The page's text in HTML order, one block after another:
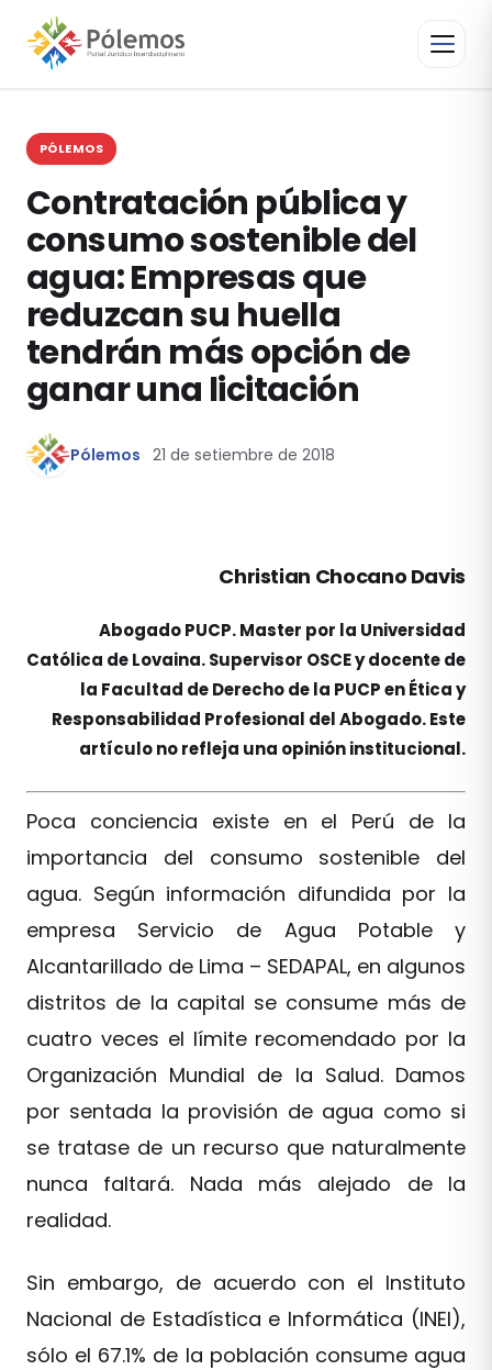
PÓLEMOS
Contratación pública y
consumo sostenible del
agua: Empresas que
reduzcan su huella
tendrán más opción de
ganar una licitación
Pólemos 21 de setiembre de 2018
Christian Chocano Davis
Abogado PUCP. Master por la Universidad
Católica de Lovaina. Supervisor OSCE y docente de
la Facultad de Derecho de la PUCP en Ética y
Responsabilidad Profesional del Abogado. Este
artículo no refleja una opinión institucional.
Poca conciencia existe en el Perú de la
importancia del consumo sostenible del
agua. Según información difundida por la
empresa Servicio de Agua Potable y
Alcantarillado de Lima – SEDAPAL, en algunos
distritos de la capital se consume más de
cuatro veces el límite recomendado por la
Organización Mundial de la Salud. Damos
por sentada la provisión de agua como si
se tratase de un recurso que naturalmente
nunca faltará. Nada más alejado de la
realidad.
Sin embargo, de acuerdo con el Instituto
Nacional de Estadística e Informática (INEI),
sólo el 67.1% de la población consume agua